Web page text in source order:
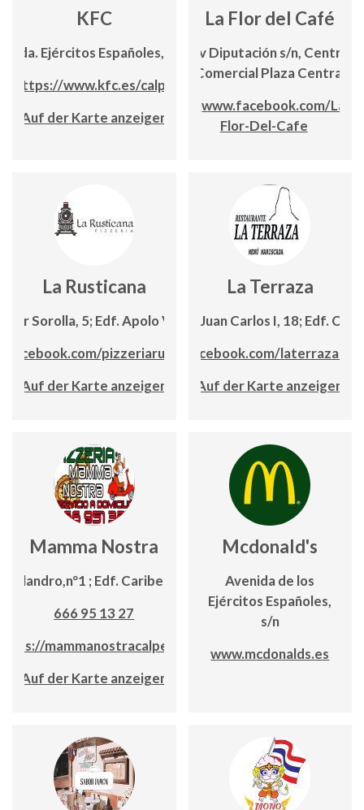
KFC
Avda. Ejércitos Españoles, s/n
https://www.kfc.es/calpe
Auf der Karte anzeigen
La Flor del Café
Av Diputación s/n, Centro
Comercial Plaza Central
www.facebook.com/La-
Flor-Del-Cafe
La Rusticana
Sorolla, 5; Edf. Apolo VII, lc. 31
pizzeriarusticana/
Auf der Karte anzeigen
La Terraza
Avda. Juan Carlos I, 18; Edf.
www.facebook.com/
Auf der Karte anzeigen
Mamma Nostra
Balandro,nº1 ; Edf. Caribe Playa
666 95 13 27
mammanostracalpe.es/
Auf der Karte anzeigen
Mcdonald's
Avenida de los
Ejércitos Españoles,
s/n
www.mcdonalds.es